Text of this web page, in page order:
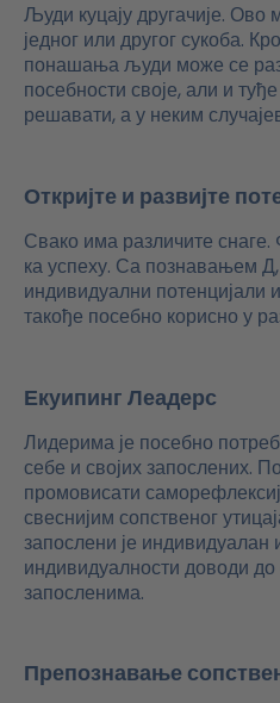
Људи куцају другачије. Ово
једног или другог сукоба.
понашања људи може се
посебности своје, али и
решавати, а у неким
Откријте и развијте
Свако има различите
ка успеху. Са познавањем
индивидуални потенцијали
такође посебно корисно у
Екуипинг Леадерс
Лидерима је посебно
себе и својих запослених.
промовисати
свеснијим сопственог
запослени је
индивидуалности доводи
запосленима.
Препознавање